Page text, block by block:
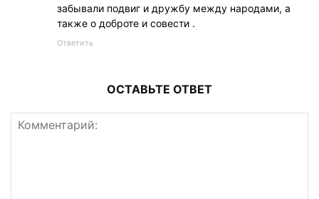
забывали подвиг и дружбу между народами, а
также о доброте и совести .
Ответить
ОСТАВЬТЕ ОТВЕТ